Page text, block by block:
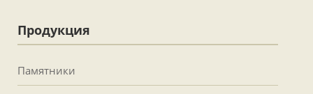
Продукция
Памятники